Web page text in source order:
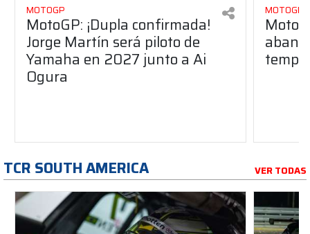
MOTOGP
MotoGP: ¡Dupla confirmada!
Jorge Martín será piloto de
Yamaha en 2027 junto a Ai
Ogura
MOTOGP
TCR SOUTH AMERICA VER TODAS